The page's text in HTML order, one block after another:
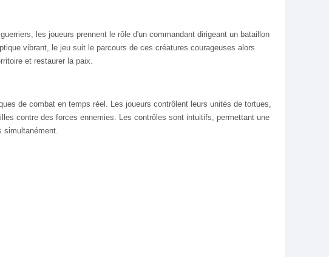
les joueurs prennent le rôle d'un commandant dirigeant un bataillon
vibrant, le jeu suit le parcours de ces créatures courageuses alors
et restaurer la paix.
de combat en temps réel. Les joueurs contrôlent leurs unités de tortues,
contre des forces ennemies. Les contrôles sont intuitifs, permettant une
simultanément.